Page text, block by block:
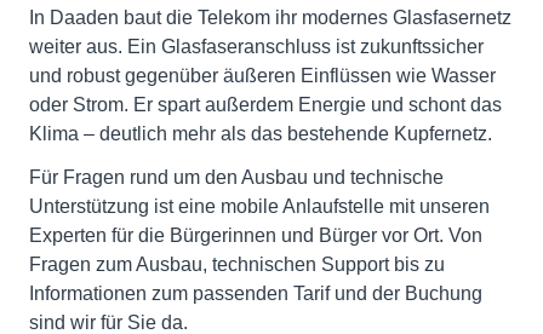
In Daaden baut die Telekom ihr modernes Glasfasernetz
weiter aus. Ein Glasfaseranschluss ist zukunftssicher
und robust gegenüber äußeren Einflüssen wie Wasser
oder Strom. Er spart außerdem Energie und schont das
Klima – deutlich mehr als das bestehende Kupfernetz.
Für Fragen rund um den Ausbau und technische
Unterstützung ist eine mobile Anlaufstelle mit unseren
Experten für die Bürgerinnen und Bürger vor Ort. Von
Fragen zum Ausbau, technischen Support bis zu
Informationen zum passenden Tarif und der Buchung
sind wir für Sie da.